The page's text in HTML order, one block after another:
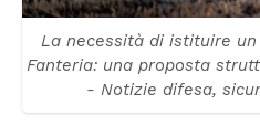
La necessità di istituire
Fanteria: una proposta
- Notizie difesa,